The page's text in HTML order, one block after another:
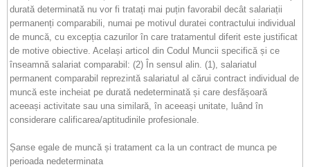
durată determinată nu vor fi tratați mai puțin favorabil decât salariații
permanenți comparabili, numai pe motivul duratei contractului individual
de muncă, cu excepția cazurilor în care tratamentul diferit este justificat
de motive obiective. Același articol din Codul Muncii specifică și ce
înseamnă salariat comparabil: (2) În sensul alin. (1), salariatul
permanent comparabil reprezintă salariatul al cărui contract individual de
muncă este incheiat pe durată nedeterminată și care desfășoară
aceeași activitate sau una similară, în aceeași unitate, luând în
considerare calificarea/aptitudinile profesionale.
Șanse egale de muncă și tratament ca la un contract de munca pe
perioada nedeterminata